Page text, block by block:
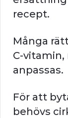
recept.
Många
C-
anpassas.
För att
behövs